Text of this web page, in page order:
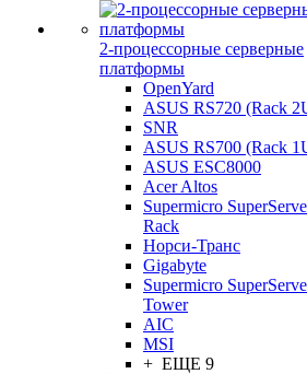
2-процессорные серверные
платформы
OpenYard
ASUS RS720 (Rack
SNR
ASUS RS700 (Rack
ASUS ESC8000
Acer Altos
Supermicro
Rack
Норси-Транс
Gigabyte
Supermicro
Tower
AIC
MSI
+ ЕЩЕ 9